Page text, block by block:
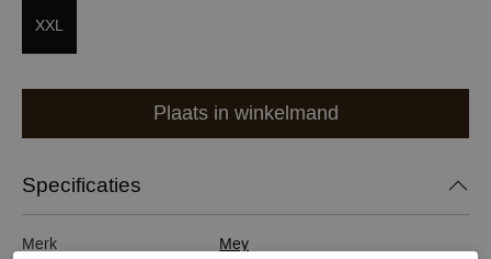
XXL
Plaats in winkelmand
Specificaties
Merk
Mey